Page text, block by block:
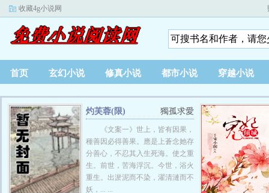
收藏4g小说网
首页 玄幻小说 修真小说 都市小说 穿越小说
獨孤求愛
灼芙蓉(限)
《文案一》世上，皆有因果，
種善因必得善果。應是上蒼念她存
分善心，不忍其入生死海。使之重
生。前世，苦海浮沉。今世，浴火
重生。出淤泥而不染，濯清漣而不
妖，... ...